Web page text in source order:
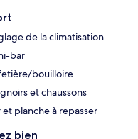
de la climatisation
bar
bouilloire
et chaussons
et planche à repasser
bien